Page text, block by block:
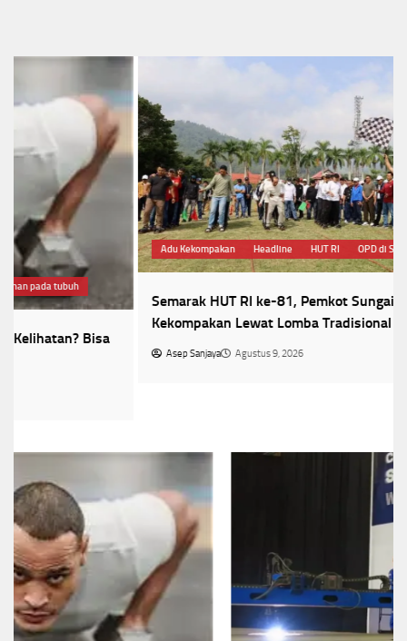
Adu Kekompakan Headline HUT RI OPD di Sungai Penuh
Semarak HUT RI ke-81, Pemkot Sungai Penuh Adu
Kekompakan Lewat Lomba Tradisional
Agustus 9, 2026